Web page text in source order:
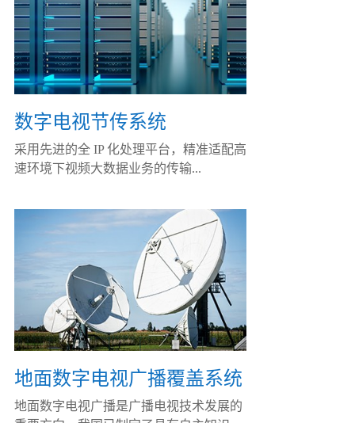
数字电视节传系统
采用先进的全 IP 化处理平台，精准适配高
速环境下视频大数据业务的传输...
地面数字电视广播覆盖系统
地面数字电视广播是广播电视技术发展的